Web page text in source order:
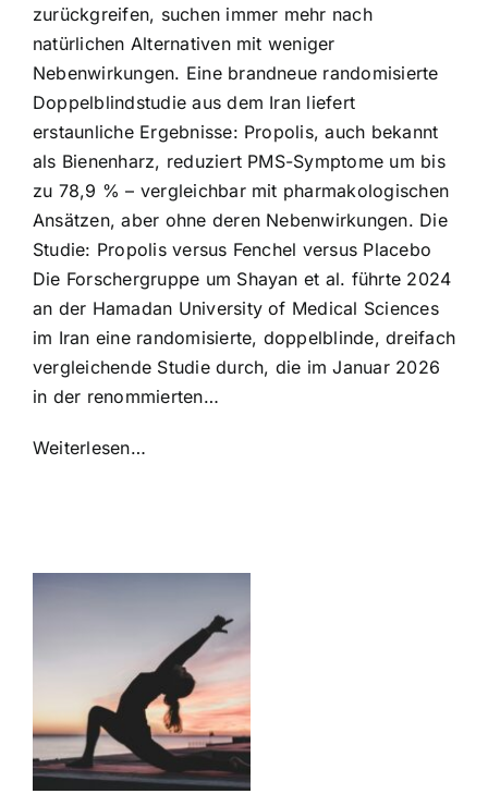
zurückgreifen, suchen immer mehr nach
natürlichen Alternativen mit weniger
Nebenwirkungen. Eine brandneue randomisierte
Doppelblindstudie aus dem Iran liefert
erstaunliche Ergebnisse: Propolis, auch bekannt
als Bienenharz, reduziert PMS-Symptome um bis
zu 78,9 % – vergleichbar mit pharmakologischen
Ansätzen, aber ohne deren Nebenwirkungen. Die
Studie: Propolis versus Fenchel versus Placebo
Die Forschergruppe um Shayan et al. führte 2024
an der Hamadan University of Medical Sciences
im Iran eine randomisierte, doppelblinde, dreifach
vergleichende Studie durch, die im Januar 2026
in der renommierten…
Weiterlesen…